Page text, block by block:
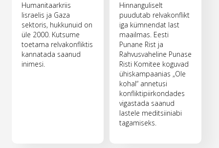
Humanitaarkriis
Iisraelis ja Gaza
sektoris, hukkunuid on
üle 2000. Kutsume
toetama relvakonfliktis
kannatada saanud
inimesi.
Hinnanguliselt
puudutab relvakonflikt
iga kümnendat last
maailmas. Eesti
Punane Rist ja
Rahvusvaheline Punase
Risti Komitee koguvad
ühiskampaanias „Ole
kohal“ annetusi
konfliktipiirkondades
vigastada saanud
lastele meditsiiniabi
tagamiseks.